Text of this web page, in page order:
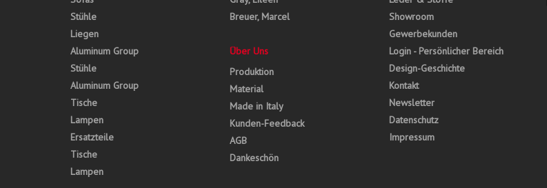
Stühle
Liegen
Aluminum Group
Stühle
Aluminum Group
Tische
Lampen
Ersatzteile
Tische
Lampen
Breuer, Marcel
Über Uns
Produktion
Material
Made in Italy
Kunden-Feedback
AGB
Dankeschön
Showroom
Gewerbekunden
Login - Persönlicher Bereich
Design-Geschichte
Kontakt
Newsletter
Datenschutz
Impressum